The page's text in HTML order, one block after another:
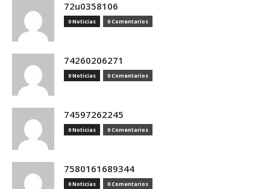
72u0358106
0 Noticias 0 Comentarios
74260206271
0 Noticias 0 Comentarios
74597262245
0 Noticias 0 Comentarios
7580161689344
0 Noticias 0 Comentarios